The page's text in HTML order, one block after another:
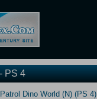
PS 4
Dino World (N) (PS 4)